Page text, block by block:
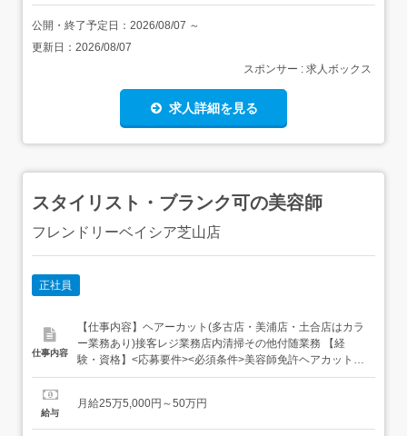
公開・終了予定日： 2026/08/07 ～
更新日： 2026/08/07
スポンサー : 求人ボックス
求人詳細を見る
スタイリスト・ブランク可の美容師
フレンドリーベイシア芝山店
正社員
仕事内容
【仕事内容】ヘアーカット(多古店・美浦店・土合店はカラ
ー業務あり)接客レジ業務店内清掃その他付随業務 【経
験・資格】<応募要件><必須条件>美容師免許ヘアカット経
験<歓迎要件> フレンドリーでは「地域に愛される店舗」づ
について常に良いものを提供したいと思う方また、アドバ
給与
月給25万5,000円～50万円